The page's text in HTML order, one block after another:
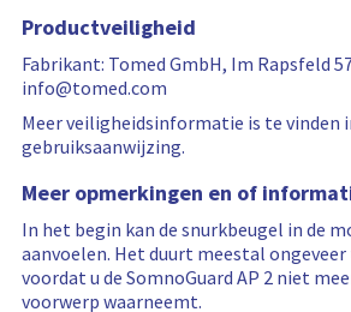
Productveiligheid
Fabrikant: Tomed GmbH, Im Rapsfeld
info@tomed.com
Meer veiligheidsinformatie is te vinden
gebruiksaanwijzing.
Meer opmerkingen en of
In het begin kan de snurkbeugel in de
aanvoelen. Het duurt meestal
voordat u de SomnoGuard AP 2 niet
voorwerp waarneemt.